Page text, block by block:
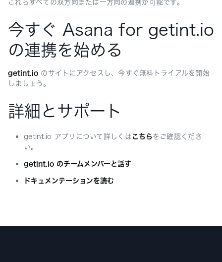
これらすべての双方向または一方向の連携が可能です。
今すぐ Asana for getint.io
の連携を始める
getint.io のサイトにアクセスし、今すぐ無料トライアルを開始
しましょう。
詳細とサポート
getint.io アプリについて詳しくは こちら をご確認くださ
い。
getint.io のチームメンバーと話す
ドキュメンテーションを読む